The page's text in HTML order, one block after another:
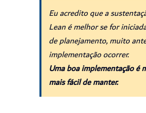
Eu acredito que a
Lean é melhor se for
de planejamento, muito
implementação ocorrer.
Uma boa implementação é
mais fácil de manter.